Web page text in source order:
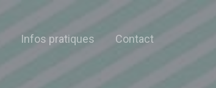
Infos pratiques Contact